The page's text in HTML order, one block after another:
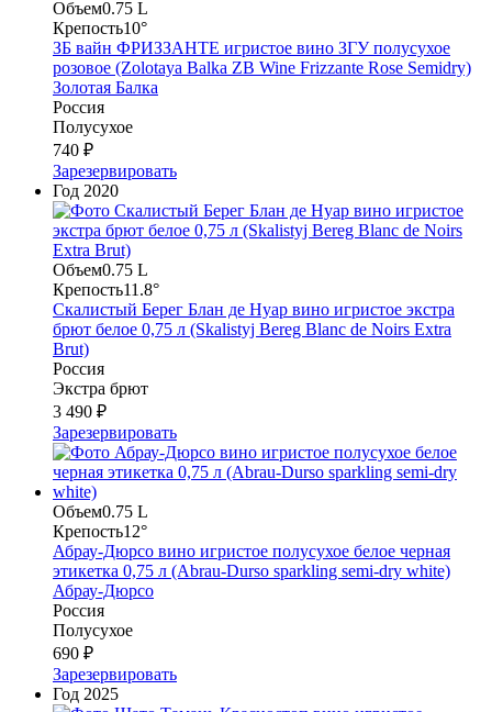
Объем0.75 L
Крепость10°
ЗБ вайн ФРИЗЗАНТЕ игристое вино ЗГУ полусухое
розовое (Zolotaya Balka ZB Wine Frizzante Rose Semidry)
Золотая Балка
Россия
Полусухое
740 ₽
Зарезервировать
Год 2020
Объем0.75 L
Крепость11.8°
Скалистый Берег Блан де Нуар вино игристое экстра
брют белое 0,75 л (Skalistyj Bereg Blanc de Noirs Extra
Brut)
Россия
Экстра брют
3 490 ₽
Зарезервировать
Объем0.75 L
Крепость12°
Абрау-Дюрсо вино игристое полусухое белое черная
этикетка 0,75 л (Abrau-Durso sparkling semi-dry white)
Абрау-Дюрсо
Россия
Полусухое
690 ₽
Зарезервировать
Год 2025